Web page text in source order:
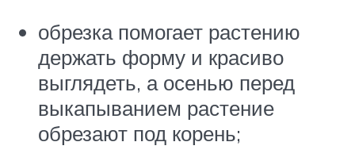
обрезка помогает растению
держать форму и красиво
выглядеть, а осенью перед
выкапыванием растение
обрезают под корень;